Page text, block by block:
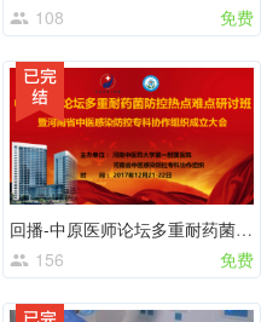
108
免费
回播-中原医师论坛多重耐药菌防控热点难研讨
156
免费